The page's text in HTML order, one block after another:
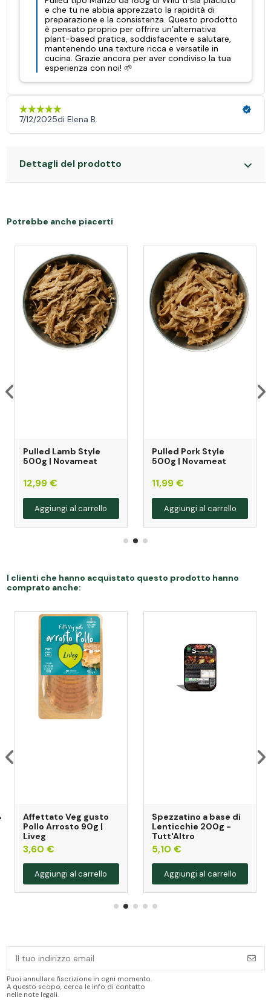
Dettagli del prodotto
Potrebbe anche piacerti
Pulled Lamb Style
500g | Novameat
12,99 €
Aggiungi al carrello
Pulled Pork Style
500g | Novameat
11,99 €
Aggiungi al carrello
I clienti che hanno acquistato questo prodotto hanno
comprato anche:
Affettato Veg gusto
Pollo Arrosto 90g |
Liveg
3,60 €
Aggiungi al carrello
Spezzatino a base di
Lenticchie 200g -
Tutt'Altro
5,10 €
Aggiungi al carrello
Puoi annullare l'iscrizione in ogni momento.
A questo scopo, cerca le info di contatto
nelle note legali.